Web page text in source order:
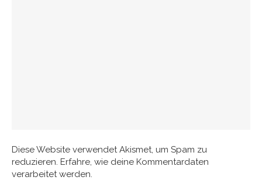
Diese Website verwendet Akismet, um Spam zu
reduzieren. Erfahre, wie deine Kommentardaten
verarbeitet werden.